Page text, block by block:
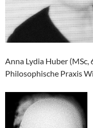
Anna Lydia Huber (MSc,
Philosophische Praxis